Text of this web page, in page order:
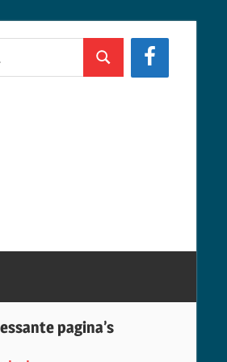
Search
pagina’s